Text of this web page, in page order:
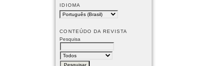
IDIOMA
CONTEÚDO DA REVISTA
Pesquisa